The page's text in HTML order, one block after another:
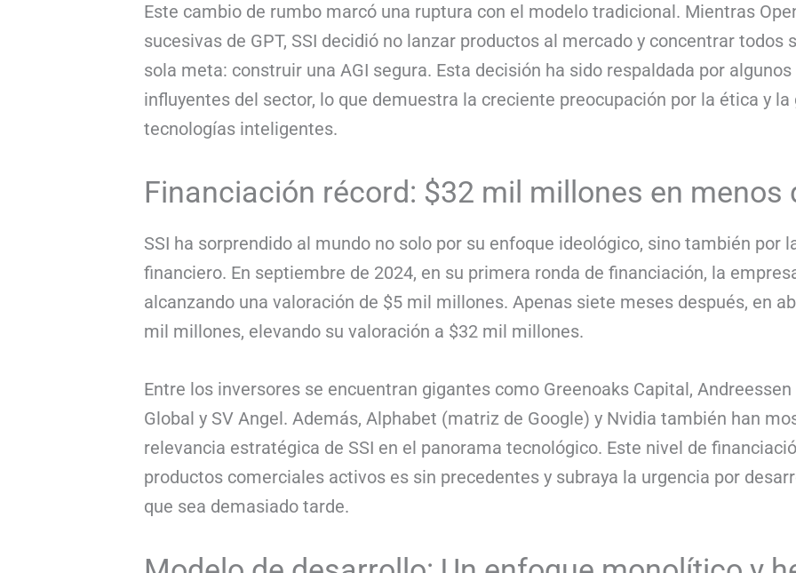
Este cambio de rumbo marcó una ruptura con el modelo tradicional. Mientras
sucesivas de GPT, SSI decidió no lanzar productos al mercado y concentrar todos
sola meta: construir una AGI segura. Esta decisión ha sido respaldada por
influyentes del sector, lo que demuestra la creciente preocupación por la ética y
tecnologías inteligentes.
Financiación récord: $32 mil millones en menos
SSI ha sorprendido al mundo no solo por su enfoque ideológico, sino también por
financiero. En septiembre de 2024, en su primera ronda de financiación, la
alcanzando una valoración de $5 mil millones. Apenas siete meses después, en
mil millones, elevando su valoración a $32 mil millones.
Entre los inversores se encuentran gigantes como Greenoaks Capital,
Global y SV Angel. Además, Alphabet (matriz de Google) y Nvidia también han
relevancia estratégica de SSI en el panorama tecnológico. Este nivel de
productos comerciales activos es sin precedentes y subraya la urgencia por
que sea demasiado tarde.